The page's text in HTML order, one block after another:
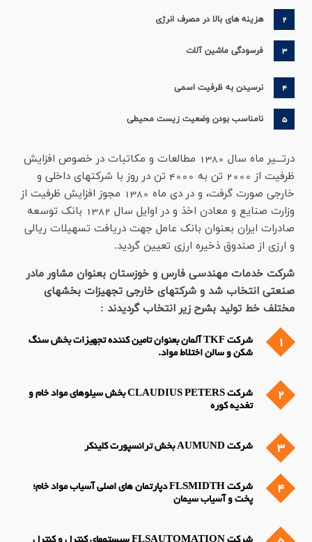
2 هزینه های بالا در مصرف انرژی
3 فرسودگی ماشین آلات
4 نرسیدن به ظرفیت اسمی
5 نامناسب بودن وضعیت زیست محیطی
درتـــیر ماه سال 1380 مطالعات و مکاتبات در خصوص افزایش
ظرفیت از 2000 تن به 4000 تن در روز با شرکتهای داخلی و
خارجی صورت گرفت، و در دی ماه 1380 مجوز افزایش ظرفیت از
وزارت صنایع و معادن اخذ و در اوایل سال 1382 بانک توسعه
صادرات ایران بعنوان بانک عامل جهت دریافت تسهیلات ریالی
و ارزی از صندوق ذخیره ارزی تعیین گردید.
شرکت خدمات مهندسی فارس و خوزستان بعنوان مشاور مادر
صنعتی انتخاب شد و شركتهاي خارجي تجهيزات بخشهاي
مختلف خط توليد بشرح زير انتخاب گرديدند :
1
شرکت TKF آلمان بعنوان تامین کننده تجهیزات بخش سنگ
شکن و سالن اختلاط مواد.
2
شرکت CLAUDIUS PETERS بخش سیلوهای مواد خام و
تغدیه کوره
3 شرکت AUMUND بخش ترانسپورت کلینکر
4
شرکت FLSMIDTH دپارتمان های اصلی آسیاب مواد خام؛
پخت و آسیاب سیمان